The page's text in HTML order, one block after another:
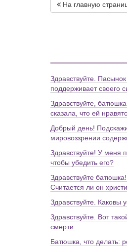
На главную
Здравствуйте.
поддерживает своего
Здравствуйте,
сказала, что ей
Добрый день!
мировоззрении
Здравствуйте! У меня
чтобы убедить его?
Здравствуйте
Считается ли он
Здравствуйте. Каковы
Здравствуйте. Вот
смерти.
Батюшка, что делать: